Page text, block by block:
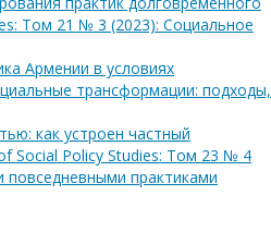
Том 21 № 3 (2023): Социальное
Армении в условиях
трансформации: подходы,
как устроен частный
Social Policy Studies: Том 23 № 4
повседневными практиками